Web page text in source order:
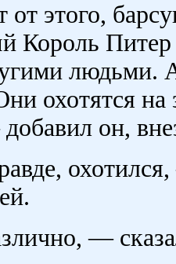
этого,
Король
людьми.
охотятся на
он,
—